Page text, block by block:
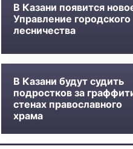
В Казани появится
Управление городского
лесничества
В Казани будут судить
подростков за
стенах православного
храма